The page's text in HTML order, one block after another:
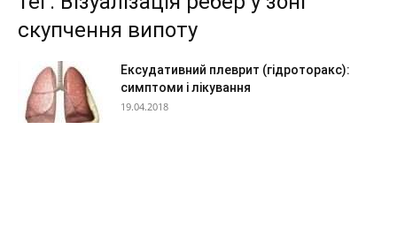
скупчення випоту
Ексудативний плеврит (гідроторакс):
симптоми і лікування
19.04.2018